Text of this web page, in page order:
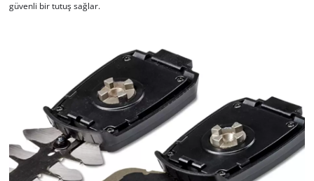
güvenli bir tutuş sağlar.